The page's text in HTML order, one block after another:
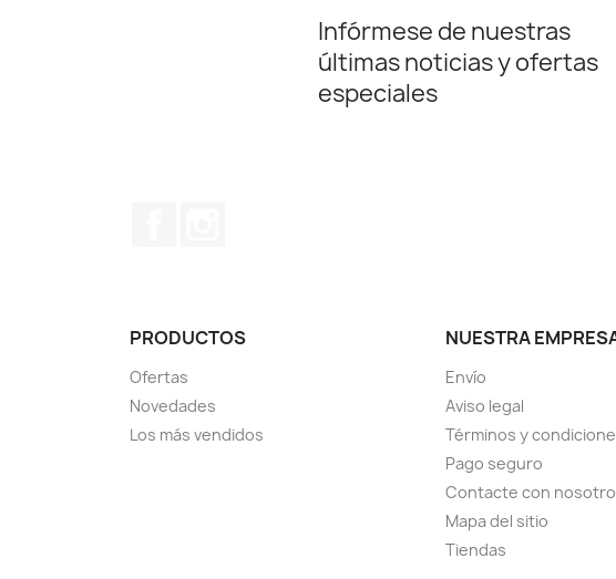
Infórmese de nuestras
últimas noticias y ofertas
especiales
PRODUCTOS
Ofertas
Novedades
Los más vendidos
NUESTRA
Envío
Aviso legal
Términos y
Pago seguro
Contacte con
Mapa del sitio
Tiendas